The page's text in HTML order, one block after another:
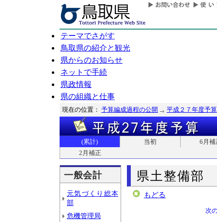
テーマでさがす
鳥取県の紹介と観光
県からのお知らせ
ネットで手続
県政情報
県の組織と仕事
現在の位置： 予算編成過程の公開 平成２７年度予算
(累計) 当初
6月補
2月補正
一般会計
元気づくり総本
部
危機管理局
県土整備部
もどる
次